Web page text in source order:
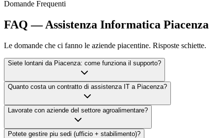
Domande Frequenti
FAQ — Assistenza Informatica Piacenza
Le domande che ci fanno le aziende piacentine. Risposte schiette.
Siete lontani da Piacenza: come funziona il supporto?
Quanto costa un contratto di assistenza IT a Piacenza?
Lavorate con aziende del settore agroalimentare?
Potete gestire piu sedi (ufficio + stabilimento)?